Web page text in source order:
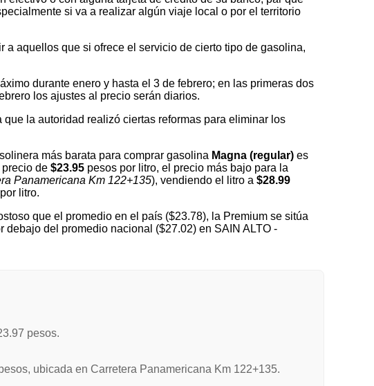
si va a realizar algún viaje local o por el territorio
aquellos que si ofrece el servicio de cierto tipo de gasolina,
durante enero y hasta el 3 de febrero; en las primeras dos
los ajustes al precio serán diarios.
la autoridad realizó ciertas reformas para eliminar los
más barata para comprar gasolina Magna (regular) es
precio de $23.95 pesos por litro, el precio más bajo para la
Panamericana Km 122+135), vendiendo el litro a $28.99
litro.
que el promedio en el país ($23.78), la Premium se sitúa
del promedio nacional ($27.02) en SAIN ALTO -
pesos.
ubicada en Carretera Panamericana Km 122+135.